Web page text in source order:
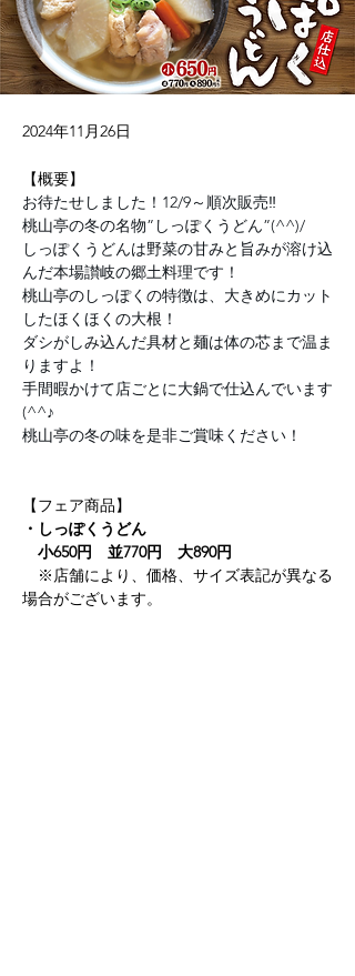
2024年11月26日
【概要】
お待たせしました！12/9～順次販売‼
桃山亭の冬の名物”しっぽくうどん”(^^)/
しっぽくうどんは野菜の甘みと旨みが溶け込
んだ本場讃岐の郷土料理です！
桃山亭のしっぽくの特徴は、大きめにカット
したほくほくの大根！
ダシがしみ込んだ具材と麺は体の芯まで温ま
りますよ！
手間暇かけて店ごとに大鍋で仕込んでいます
(^^♪
桃山亭の冬の味を是非ご賞味ください！
【フェア商品】
・しっぽくうどん
小650円　並770円　大890円
※店舗により、価格、サイズ表記が異なる
場合がございます。